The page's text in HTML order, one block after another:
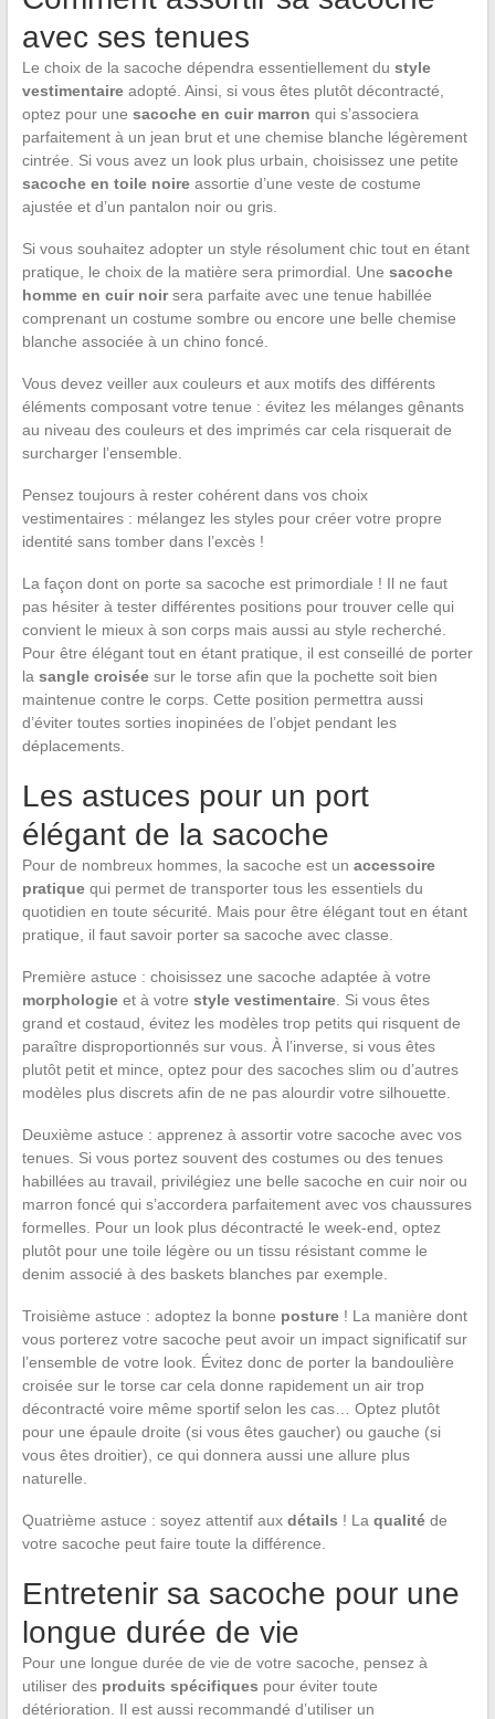
avec ses tenues
Le choix de la sacoche dépendra essentiellement du style
vestimentaireadopté. Ainsi, si vous êtes plutôt décontracté,
optez pour une sacoche en cuir marron qui s’associera
parfaitement à un jean brut et une chemise blanche légèrement
cintrée. Si vous avez un look plus urbain, choisissez une petite
sacoche en toile noireassortie d’une veste de costume
ajustée et d’un pantalon noir ou gris.
Si vous souhaitez adopter un style résolument chic tout en étant
pratique, le choix de la matière sera primordial. Une sacoche
homme en cuir noirsera parfaite avec une tenue habillée
comprenant un costume sombre ou encore une belle chemise
blanche associée à un chino foncé.
Vous devez veiller aux couleurs et aux motifs des différents
éléments composant votre tenue : évitez les mélanges gênants
au niveau des couleurs et des imprimés car cela risquerait de
surcharger l’ensemble.
Pensez toujours à rester cohérent dans vos choix
vestimentaires : mélangez les styles pour créer votre propre
identité sans tomber dans l’excès !
La façon dont on porte sa sacoche est primordiale ! Il ne faut
pas hésiter à tester différentes positions pour trouver celle qui
convient le mieux à son corps mais aussi au style recherché.
Pour être élégant tout en étant pratique, il est conseillé de porter
la sangle croiséesur le torse afin que la pochette soit bien
maintenue contre le corps. Cette position permettra aussi
d’éviter toutes sorties inopinées de l’objet pendant les
déplacements.
Les astuces pour un port
élégant de la sacoche
Pour de nombreux hommes, la sacoche est un accessoire
pratiquequi permet de transporter tous les essentiels du
quotidien en toute sécurité. Mais pour être élégant tout en étant
pratique, il faut savoir porter sa sacoche avec classe.
Première astuce : choisissez une sacoche adaptée à votre
morphologieet à votre style vestimentaire. Si vous êtes
grand et costaud, évitez les modèles trop petits qui risquent de
paraître disproportionnés sur vous. À l’inverse, si vous êtes
plutôt petit et mince, optez pour des sacoches slim ou d’autres
modèles plus discrets afin de ne pas alourdir votre silhouette.
Deuxième astuce : apprenez à assortir votre sacoche avec vos
tenues. Si vous portez souvent des costumes ou des tenues
habillées au travail, privilégiez une belle sacoche en cuir noir ou
marron foncé qui s’accordera parfaitement avec vos chaussures
formelles. Pour un look plus décontracté le week-end, optez
plutôt pour une toile légère ou un tissu résistant comme le
denim associé à des baskets blanches par exemple.
Troisième astuce : adoptez la bonne posture! La manière dont
vous porterez votre sacoche peut avoir un impact significatif sur
l’ensemble de votre look. Évitez donc de porter la bandoulière
croisée sur le torse car cela donne rapidement un air trop
décontracté voire même sportif selon les cas… Optez plutôt
pour une épaule droite (si vous êtes gaucher) ou gauche (si
vous êtes droitier), ce qui donnera aussi une allure plus
naturelle.
Quatrième astuce : soyez attentif aux détails ! La qualitéde
votre sacoche peut faire toute la différence.
Entretenir sa sacoche pour une
longue durée de vie
Pour une longue durée de vie de votre sacoche, pensez à
utiliser des produits spécifiques pour éviter toute
détérioration. Il est aussi recommandé d’utiliser un